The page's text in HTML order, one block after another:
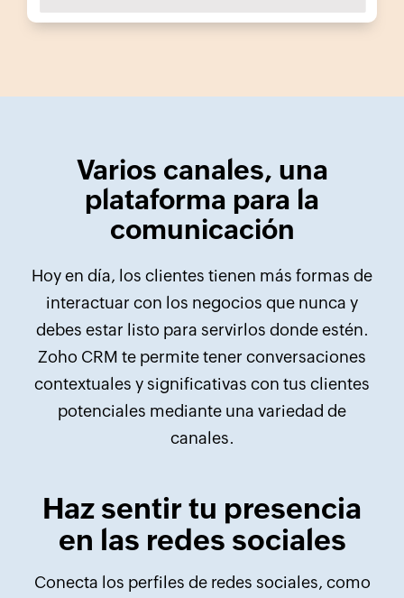
Varios canales, una
plataforma para la
comunicación
Hoy en día, los clientes tienen más formas de
interactuar con los negocios que nunca y
debes estar listo para servirlos donde estén.
Zoho CRM te permite tener conversaciones
contextuales y significativas con tus clientes
potenciales mediante una variedad de
canales.
Haz sentir tu presencia
en las redes sociales
Conecta los perfiles de redes sociales, como